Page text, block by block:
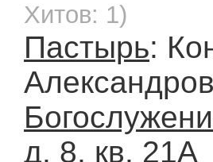
Хитов: 1)
Пастырь:
д. 8, кв. 21А